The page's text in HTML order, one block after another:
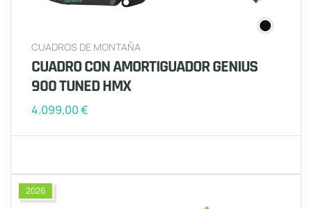
CUADROS DE MONTAÑA
CUADRO CON AMORTIGUADOR GENIUS
900 TUNED HMX
4.099,00€
2026